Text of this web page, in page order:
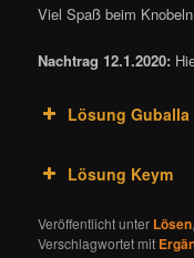
Viel Spaß beim
Nachtrag 12.1.2020:
Lösung Guballa
Lösung Keym
Veröffentlicht unter Lösen,
Verschlagwortet mit